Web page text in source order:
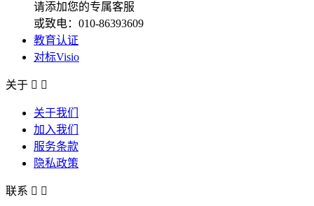
请添加您的专属客服
或致电：010-86393609
教育认证
对标Visio
关于  
关于我们
加入我们
服务条款
隐私政策
联系  